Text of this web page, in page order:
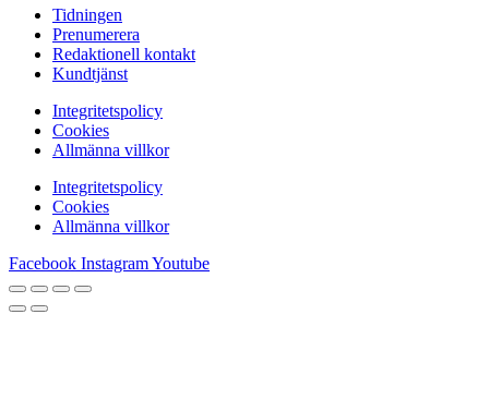
Tidningen
Prenumerera
Redaktionell kontakt
Kundtjänst
Integritetspolicy
Cookies
Allmänna villkor
Integritetspolicy
Cookies
Allmänna villkor
Facebook InstagramYoutube